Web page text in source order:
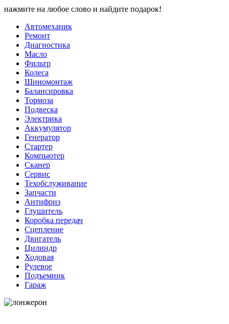
нажмите на любое слово и найдите подарок!
Автомеханик
Ремонт
Диагностика
Масло
Фильтр
Колеса
Шиномонтаж
Балансировка
Тормоза
Подвеска
Электрика
Аккумулятор
Генератор
Стартер
Компьютер
Сканер
Сервис
Техобслуживание
Запчасти
Антифриз
Глушитель
Коробка передач
Сцепление
Двигатель
Цилиндр
Ходовая
Рулевое
Подъемник
Гараж